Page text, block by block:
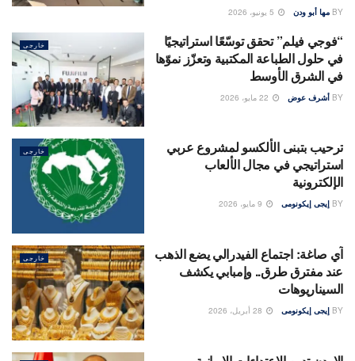
BY مها أبو ودن
خارجى
“فوجي فيلم” تحقق توسّعًا استراتيجيًا
في حلول الطباعة المكتبية وتعزّز نموّها
في الشرق الأوسط
BY أشرف عوض
خارجى
ترحيب بتبنى الألكسو لمشروع عربي
استراتيجي في مجال الألعاب
الإلكترونية
BY إيجى إيكونومى
خارجى
آي صاغة: اجتماع الفيدرالي يضع الذهب
عند مفترق طرق.. وإمبابي يكشف
السيناريوهات
BY إيجى إيكونومى